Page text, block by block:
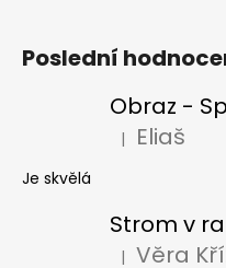
Poslední
Obraz -
Hodnocení
| Eliaš
Je skvělá
Strom v
| Věra